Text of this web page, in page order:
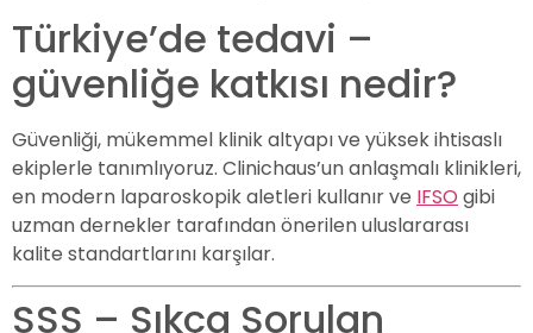
Türkiye’de tedavi –
güvenliğe katkısı nedir?
Güvenliği, mükemmel klinik altyapı ve yüksek ihtisaslı
ekiplerle tanımlıyoruz. Clinichaus’un anlaşmalı klinikleri,
en modern laparoskopik aletleri kullanır ve IFSO gibi
uzman dernekler tarafından önerilen uluslararası
kalite standartlarını karşılar.
SSS – Sıkça Sorulan